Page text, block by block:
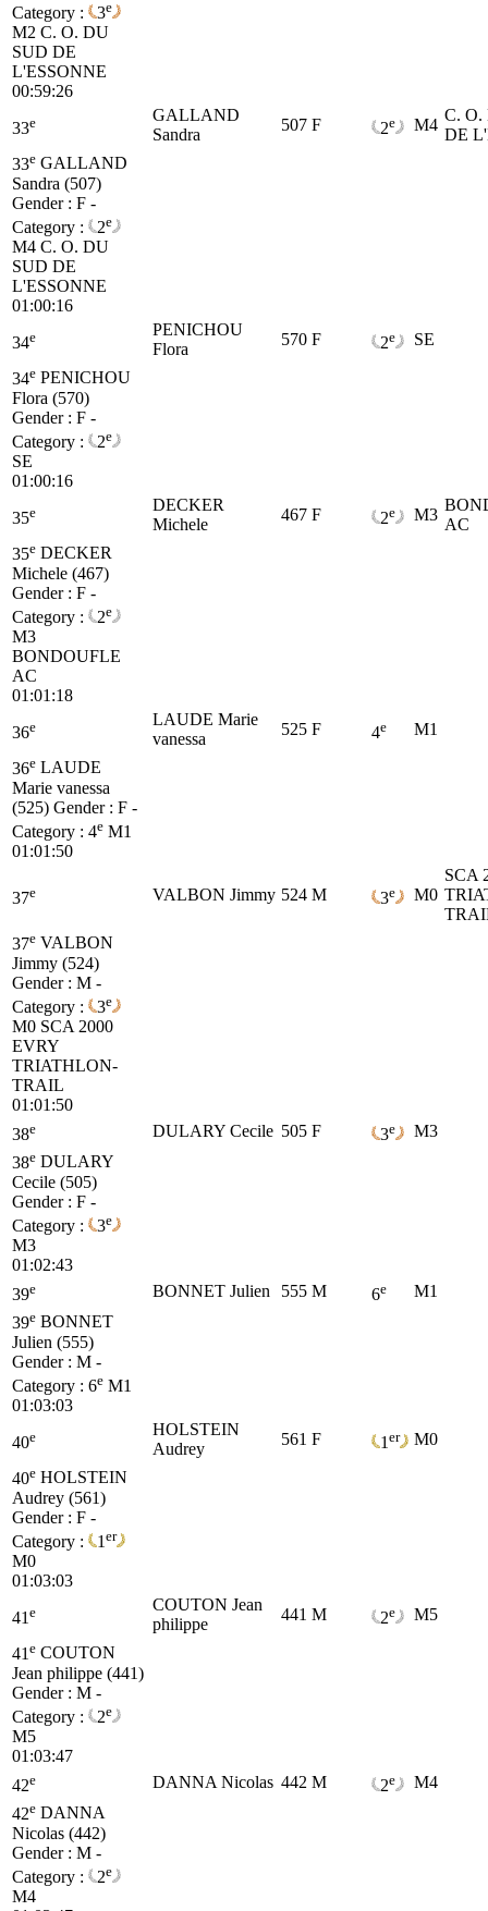
Category : 3e
M2 C. O. DU
SUD DE
L'ESSONNE
00:59:26
33e
GALLAND
Sandra
507 F 2e M4
C. O.
DE
33e GALLAND
Sandra (507)
Gender : F -
Category :
2e
M4 C. O. DU
SUD DE
L'ESSONNE
01:00:16
34e
PENICHOU
Flora
570 F 2e SE
34e PENICHOU
Flora (570)
Gender : F -
Category :
2e
SE
01:00:16
35e
DECKER
Michele
467 F 2e M3
AC
35e DECKER
Michele (467)
Gender : F -
Category :
2e
M3
BONDOUFLE
AC
01:01:18
36e
LAUDE Marie
vanessa
525 F 4e M1
36e LAUDE
Marie vanessa
(525) Gender : F -
Category : 4e M1
01:01:50
37e VALBON Jimmy 524 M 3e M0
SCA
37e VALBON
Jimmy (524)
Gender : M -
Category :
3e
M0 SCA 2000
EVRY
TRIATHLON-
TRAIL
01:01:50
38e DULARY Cecile 505 F 3e
M3
38e DULARY
Cecile (505)
Gender : F -
Category :
3e
M3
01:02:43
39e BONNET Julien 555 M 6e
M1
39e BONNET
Julien (555)
Gender : M -
Category : 6e M1
01:03:03
40e
HOLSTEIN
Audrey
561 F 1 er M0
40e HOLSTEIN
Audrey (561)
Gender : F -
Category :
1 er
M0
01:03:03
41 e
COUTON Jean
philippe
441 M 2e M5
41 e COUTON
Jean philippe (441)
Gender : M -
Category :
2e
M5
01:03:47
42e DANNA Nicolas 442 M 2e
M4
42e DANNA
Nicolas (442)
Gender : M -
Category :
2e
M4